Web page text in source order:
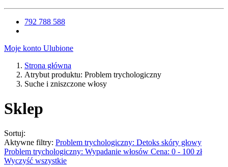
792 788 588
Moje konto Ulubione
Strona główna
Atrybut produktu: Problem trychologiczny
Suche i zniszczone włosy
Sklep
Sortuj:
Aktywne filtry: Problem trychologiczny: Detoks skóry głowy
Problem trychologiczny: Wypadanie włosów Cena: 0 - 100 zł
Wyczyść wszystkie